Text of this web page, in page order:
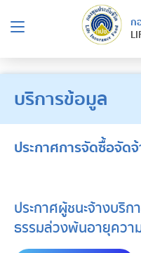
ก
บริการข้อมูล
ประกาศการจัดซื้อจัด
ประกาศผู้ชนะจ้างบริก
ธรรมล่วงพ้นอายุคว